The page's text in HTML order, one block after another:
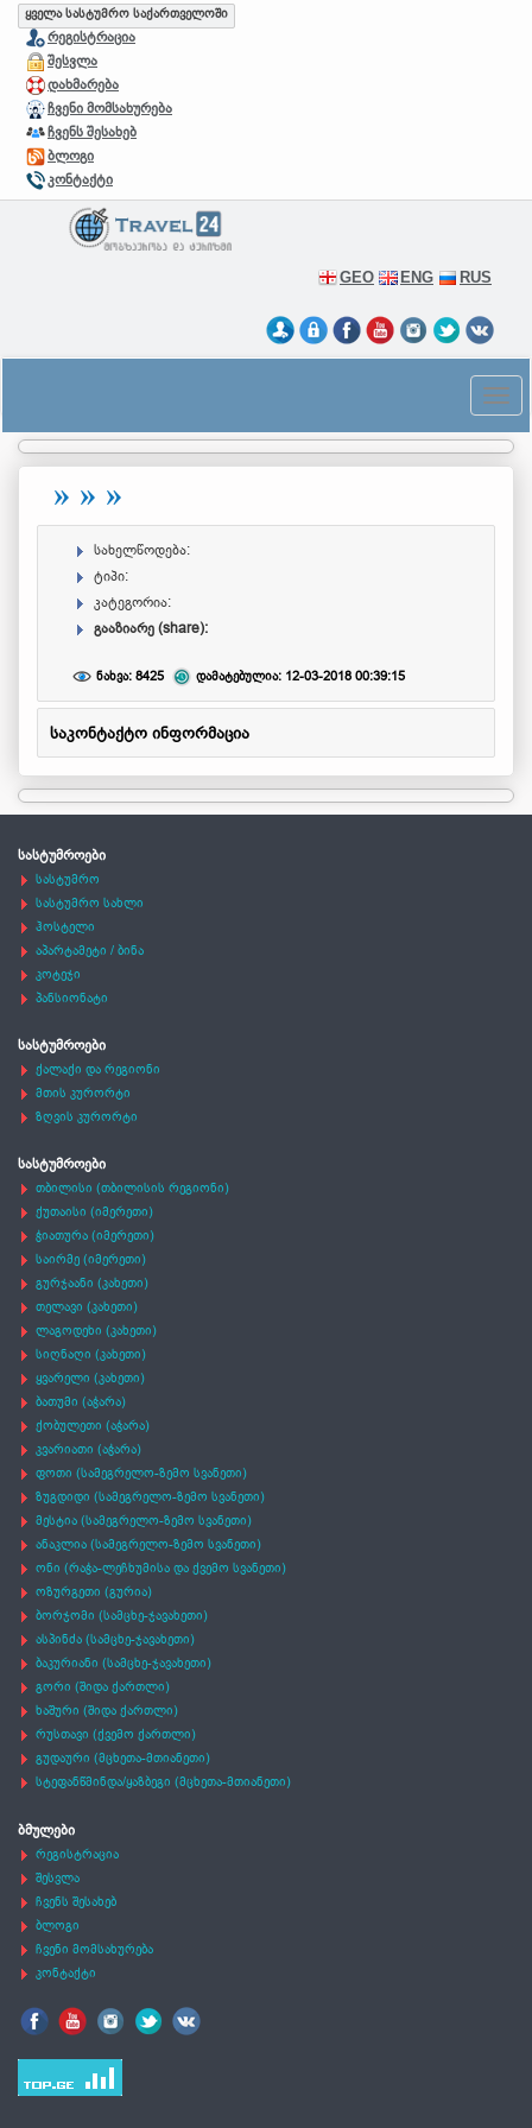
ყველა სასტუმრო საქართველოში
რეგისტრაცია
შესვლა
დახმარება
ჩვენი მომსახურება
ჩვენს შესახებ
ბლოგი
კონტაქტი
GEO ENG RUS
სახელწოდება:
ტიპი:
კატეგორია:
გააზიარე (share):
ნახვა: 8425 დამატებულია: 12-03-2018 00:39:15
საკონტაქტო ინფორმაცია
სასტუმროები
სასტუმრო
სასტუმრო სახლი
ჰოსტელი
აპარტამეტი / ბინა
კოტეჯი
პანსიონატი
სასტუმროები
ქალაქი და რეგიონი
მთის კურორტი
ზღვის კურორტი
სასტუმროები
თბილისი (თბილისის რეგიონი)
ქუთაისი (იმერეთი)
ჭიათურა (იმერეთი)
საირმე (იმერეთი)
გურჯაანი (კახეთი)
თელავი (კახეთი)
ლაგოდეხი (კახეთი)
სიღნაღი (კახეთი)
ყვარელი (კახეთი)
ბათუმი (აჭარა)
ქობულეთი (აჭარა)
კვარიათი (აჭარა)
ფოთი (სამეგრელო-ზემო სვანეთი)
ზუგდიდი (სამეგრელო-ზემო სვანეთი)
მესტია (სამეგრელო-ზემო სვანეთი)
ანაკლია (სამეგრელო-ზემო სვანეთი)
ონი (რაჭა-ლეჩხუმისა და ქვემო სვანეთი)
ოზურგეთი (გურია)
ბორჯომი (სამცხე-ჯავახეთი)
ასპინძა (სამცხე-ჯავახეთი)
ბაკურიანი (სამცხე-ჯავახეთი)
გორი (შიდა ქართლი)
ხაშური (შიდა ქართლი)
რუსთავი (ქვემო ქართლი)
გუდაური (მცხეთა-მთიანეთი)
სტეფანწმინდა/ყაზბეგი (მცხეთა-მთიანეთი)
ბმულები
რეგისტრაცია
შესვლა
ჩვენს შესახებ
ბლოგი
ჩვენი მომსახურება
კონტაქტი